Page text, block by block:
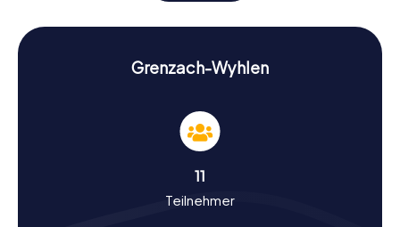
und Geschichte beeindrucken.
Schnitzeljagd in Grenzach-Wyhlen: Geschichte
Bei einer Schnitzeljagd in Grenzach-Wyhlen erfahrt ihr
nicht nur mehr über die Geschichte der Stadt, sondern
auch über ihre kulturellen Besonderheiten. Die
keltische und römische Zeit zurück. Wusstet ihr, dass die
römische Siedlung Carantiacum der Ursprung des
Grenzach-Wyhlen
11
Teilnehmer